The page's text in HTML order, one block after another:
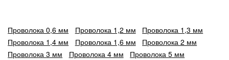
Проволока 0,6 мм Проволока 1,2 мм
Проволока 1,3 мм
Проволока 1,4 мм
Проволока 1,6 мм
Проволока 2 мм
Проволока 3 мм
Проволока 4 мм
Проволока 5 мм